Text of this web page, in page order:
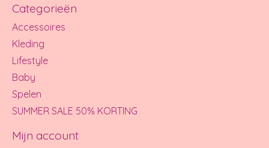
Categorieën
Accessoires
Kleding
Lifestyle
Baby
Spelen
SUMMER SALE 50% KORTING
Mijn account